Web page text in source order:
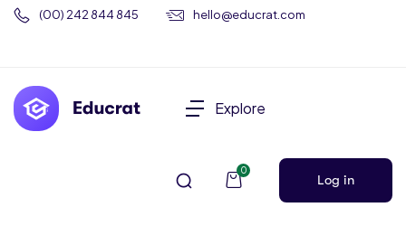
(00) 242 844 845 hello@educrat.com
Explore
0
Log in